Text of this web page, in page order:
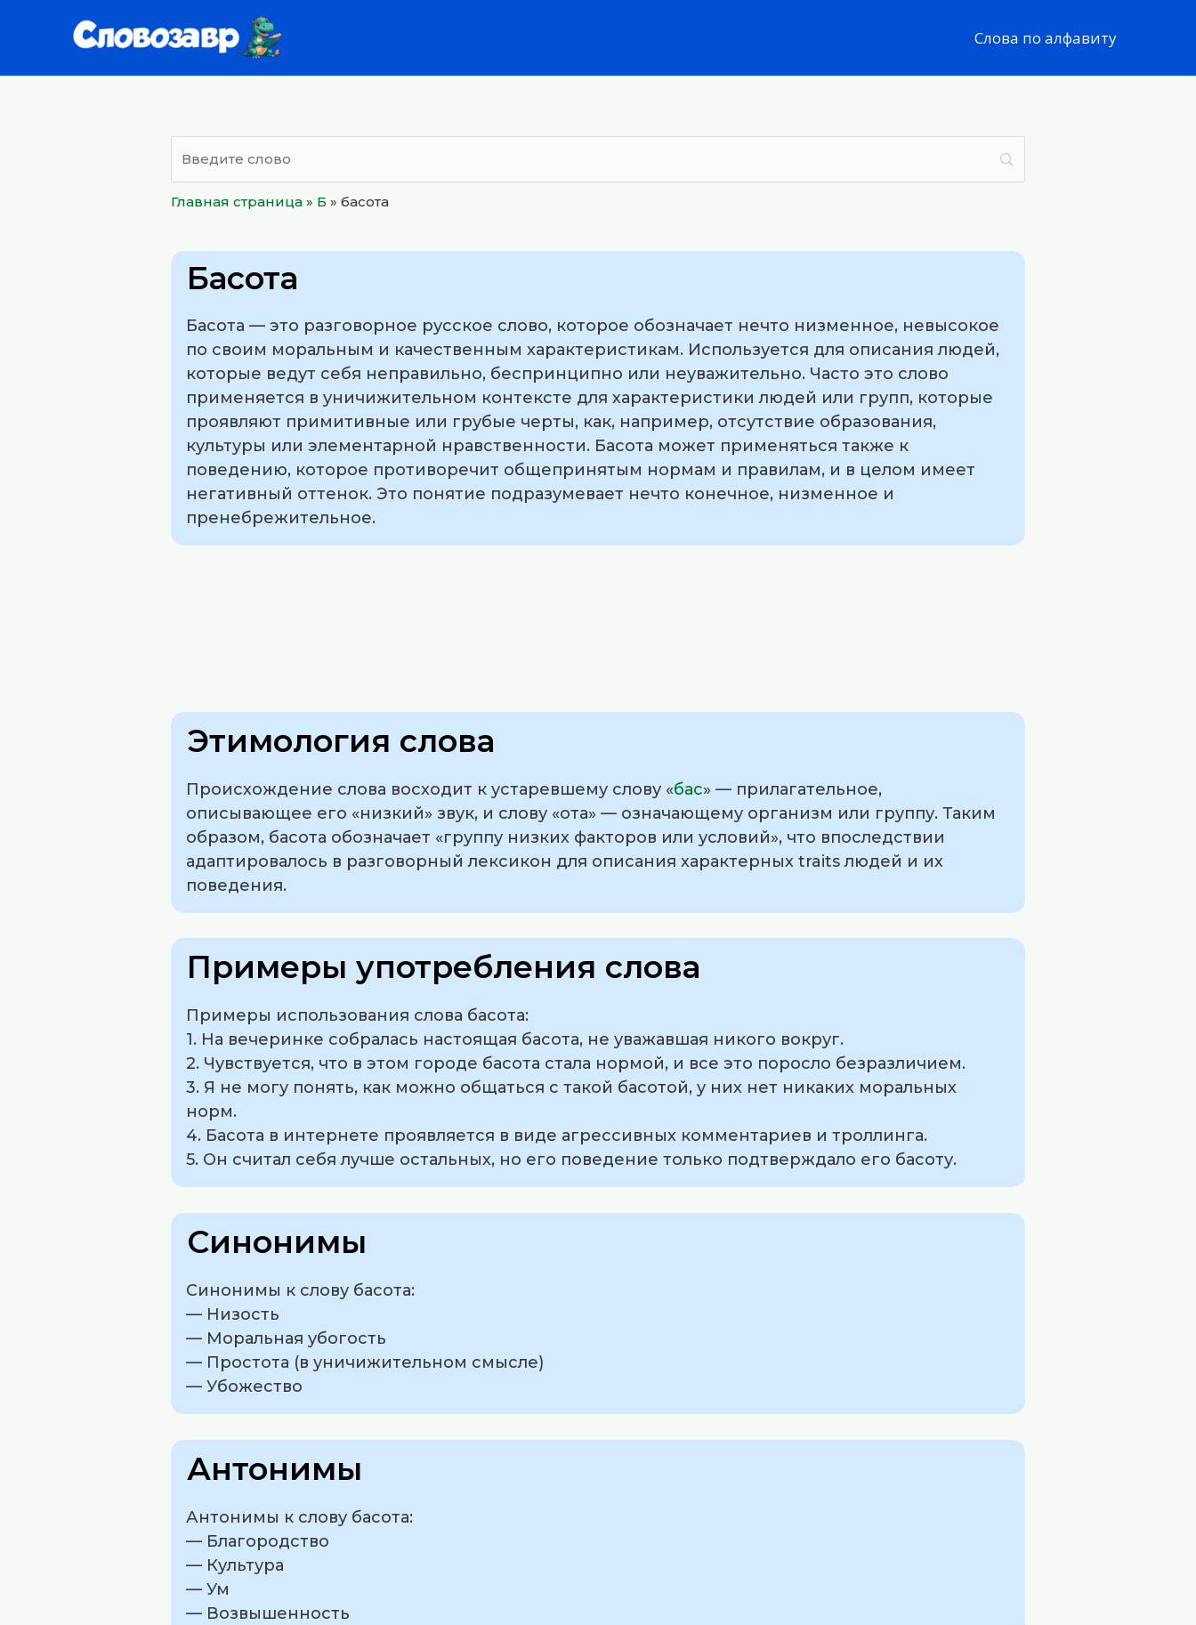
Слова по алфавиту
Главная страница » Б » басота
Басота
Басота — это разговорное русское слово, которое обозначает нечто низменное, невысокое
по своим моральным и качественным характеристикам. Используется для описания людей,
которые ведут себя неправильно, беспринципно или неуважительно. Часто это слово
применяется в уничижительном контексте для характеристики людей или групп, которые
проявляют примитивные или грубые черты, как, например, отсутствие образования,
культуры или элементарной нравственности. Басота может применяться также к
поведению, которое противоречит общепринятым нормам и правилам, и в целом имеет
негативный оттенок. Это понятие подразумевает нечто конечное, низменное и
пренебрежительное.
Этимология слова
Происхождение слова восходит к устаревшему слову «бас» — прилагательное,
описывающее его «низкий» звук, и слову «ота» — означающему организм или группу. Таким
образом, басота обозначает «группу низких факторов или условий», что впоследствии
адаптировалось в разговорный лексикон для описания характерных traits людей и их
поведения.
Примеры употребления слова
Примеры использования слова басота:
1. На вечеринке собралась настоящая басота, не уважавшая никого вокруг.
2. Чувствуется, что в этом городе басота стала нормой, и все это поросло безразличием.
3. Я не могу понять, как можно общаться с такой басотой, у них нет никаких моральных
норм.
4. Басота в интернете проявляется в виде агрессивных комментариев и троллинга.
5. Он считал себя лучше остальных, но его поведение только подтверждало его басоту.
Синонимы
Синонимы к слову басота:
— Низость
— Моральная убогость
— Простота (в уничижительном смысле)
— Убожество
Антонимы
Антонимы к слову басота:
— Благородство
— Культура
— Ум
— Возвышенность